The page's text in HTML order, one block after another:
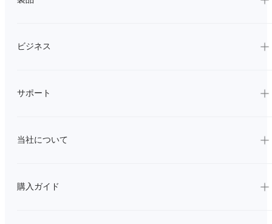
ビジネス
サポート
当社について
購入ガイド